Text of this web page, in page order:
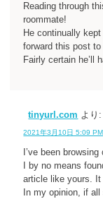
Reading through
roommate!
He continually
forward this post to
Fairly certain he’ll
tinyurl.com より:
2021年3月10日 5:09 PM
I’ve been
I by no means
article like yours.
In my opinion, if